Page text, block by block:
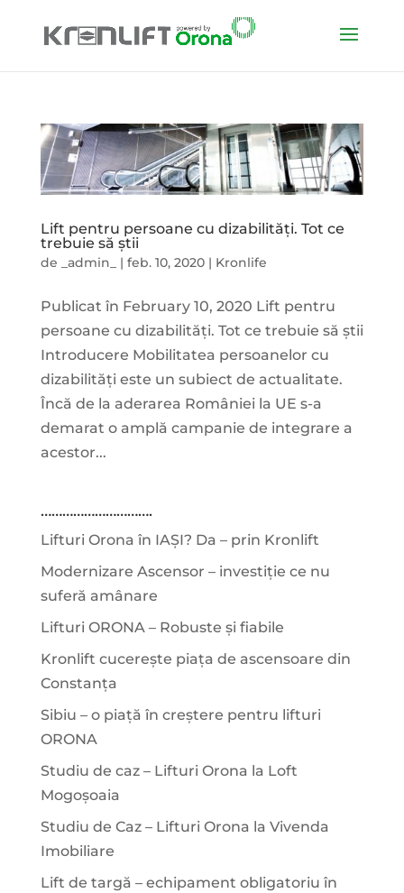
Lift pentru persoane cu dizabilități. Tot ce
trebuie să știi
de _admin_ | feb. 10, 2020| Kronlife
Publicat în February 10, 2020 Lift pentru
persoane cu dizabilități. Tot ce trebuie să știi
Introducere Mobilitatea persoanelor cu
dizabilități este un subiect de actualitate.
Încă de la aderarea României la UE s-a
demarat o amplă campanie de integrare a
acestor...
………………………….
Lifturi Orona în IAȘI? Da – prin Kronlift
Modernizare Ascensor – investiție ce nu
suferă amânare
Lifturi ORONA – Robuste și fiabile
Kronlift cucerește piața de ascensoare din
Constanța
Sibiu – o piață în creștere pentru lifturi
ORONA
Studiu de caz – Lifturi Orona la Loft
Mogoșoaia
Studiu de Caz – Lifturi Orona la Vivenda
Imobiliare
Lift de targă – echipament obligatoriu în